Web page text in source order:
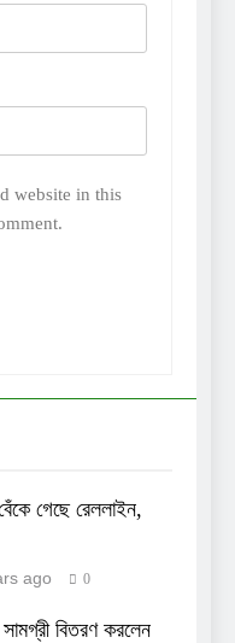
website in this
গেছে রেললাইন,
ago 0
বিতরণ করলেন